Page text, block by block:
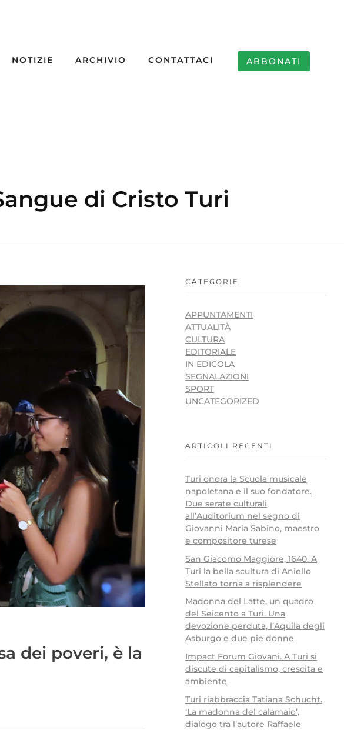
NOTIZIE ARCHIVIO CONTATTACI ABBONATI
di Cristo Turi
dei poveri, è la
CATEGORIE
APPUNTAMENTI
ATTUALITÀ
CULTURA
EDITORIALE
IN EDICOLA
SEGNALAZIONI
SPORT
UNCATEGORIZED
ARTICOLI RECENTI
Turi onora la Scuola musicale
napoletana e il suo fondatore.
Due serate culturali
all’Auditorium nel segno di
Giovanni Maria Sabino, maestro
e compositore turese
San Giacomo Maggiore, 1640. A
Turi la bella scultura di Aniello
Stellato torna a risplendere
Madonna del Latte, un quadro
del Seicento a Turi. Una
devozione perduta, l’Aquila degli
Asburgo e due pie donne
Impact Forum Giovani. A Turi si
discute di capitalismo, crescita e
ambiente
Turi riabbraccia Tatiana Schucht.
‘La madonna del calamaio’,
dialogo tra l’autore Raffaele